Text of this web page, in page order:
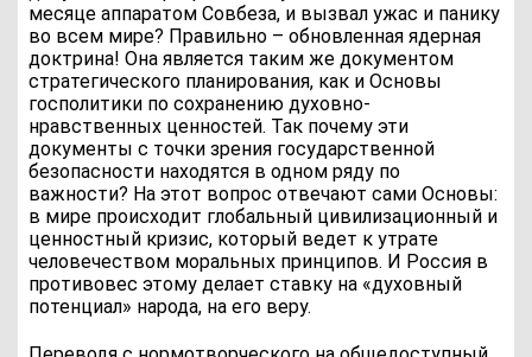
месяце аппаратом Совбеза, и вызвал ужас и панику
во всем мире? Правильно – обновленная ядерная
доктрина! Она является таким же документом
стратегического планирования, как и Основы
госполитики по сохранению духовно-
нравственных ценностей. Так почему эти
документы с точки зрения государственной
безопасности находятся в одном ряду по
важности? На этот вопрос отвечают сами Основы:
в мире происходит глобальный цивилизационный и
ценностный кризис, который ведет к утрате
человечеством моральных принципов. И Россия в
противовес этому делает ставку на «духовный
потенциал» народа, на его веру.